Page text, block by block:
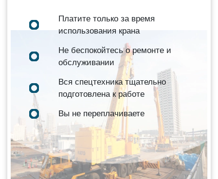
Платите только за время
использования крана
Не беспокойтесь о ремонте и
обслуживании
Вся спецтехника тщательно
подготовлена к работе
Вы не переплачиваете